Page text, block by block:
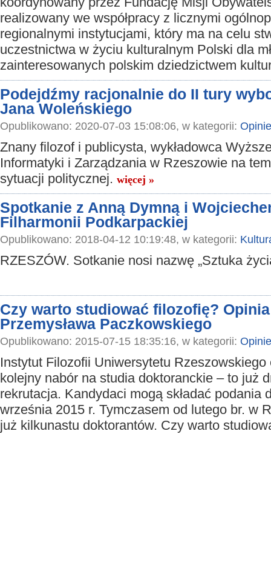
realizowany we współpracy z licznymi
regionalnymi instytucjami, który ma na celu
uczestnictwa w życiu kulturalnym Polski dla
zainteresowanych polskim dziedzictwem
Podejdźmy racjonalnie do II tury
Jana Woleńskiego
Opublikowano: 2020-07-03 15:08:06, w kategorii: Opinie
Znany filozof i publicysta, wykładowca
Informatyki i Zarządzania w Rzeszowie na
sytuacji politycznej. więcej »
Spotkanie z Anną Dymną i
Filharmonii Podkarpackiej
Opublikowano: 2018-04-12 10:19:48, w kategorii:
RZESZÓW. Sotkanie nosi nazwę „Sztuka
Czy warto studiować filozofię?
Przemysława Paczkowskiego
Opublikowano: 2015-07-15 18:35:16, w kategorii: Opinie
Instytut Filozofii Uniwersytetu Rzeszowskiego
kolejny nabór na studia doktoranckie – to już
rekrutacja. Kandydaci mogą składać podania
września 2015 r. Tymczasem od lutego br. w
już kilkunastu doktorantów. Czy warto